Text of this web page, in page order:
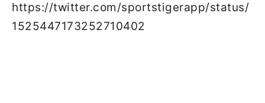
https://twitter.com/sportstigerapp/status/
1525447173252710402